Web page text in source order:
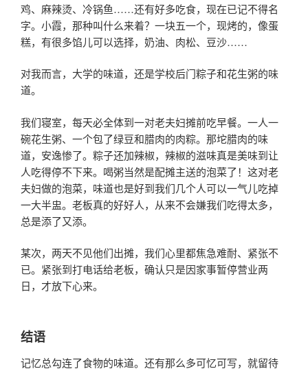
鸡、麻辣烫、冷锅鱼……还有好多吃食，现在已记不得名
字。小霞，那种叫什么来着？一块五一个，现烤的，像蛋
糕，有很多馅儿可以选择，奶油、肉松、豆沙……
对我而言，大学的味道，还是学校后门粽子和花生粥的味
道。
我们寝室，每天必全体到一对老夫妇摊前吃早餐。一人一
碗花生粥、一个包了绿豆和腊肉的肉粽。那坨腊肉的味
道，安逸惨了。粽子还加辣椒，辣椒的滋味真是美味到让
人吃得停不下来。喝粥当然是配摊主送的泡菜了！这对老
夫妇做的泡菜，味道也是好到我们几个人可以一气儿吃掉
一大半盅。老板真的好好人，从来不会嫌我们吃得太多，
总是添了又添。
某次，两天不见他们出摊，我们心里都焦急难耐、紧张不
已。紧张到打电话给老板，确认只是因家事暂停营业两
日，才放下心来。
结语
记忆总勾连了食物的味道。还有那么多可忆可写，就留待